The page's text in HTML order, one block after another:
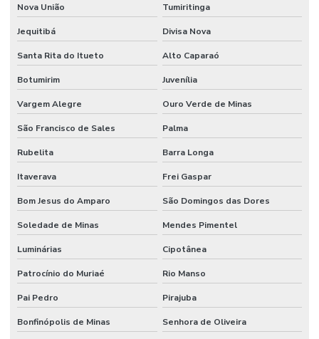
Nova União Tumiritinga
Jequitibá Divisa Nova
Santa Rita do Itueto Alto Caparaó
Botumirim Juvenília
Vargem Alegre Ouro Verde de Minas
São Francisco de Sales Palma
Rubelita Barra Longa
Itaverava Frei Gaspar
Bom Jesus do Amparo São Domingos das Dores
Soledade de Minas Mendes Pimentel
Luminárias Cipotânea
Patrocínio do Muriaé Rio Manso
Pai Pedro Pirajuba
Bonfinópolis de Minas Senhora de Oliveira